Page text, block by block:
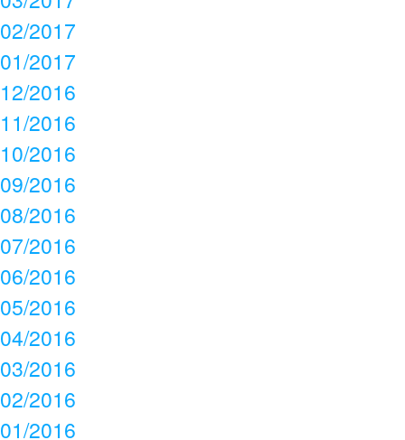
02/2017
01/2017
12/2016
11/2016
10/2016
09/2016
08/2016
07/2016
06/2016
05/2016
04/2016
03/2016
02/2016
01/2016